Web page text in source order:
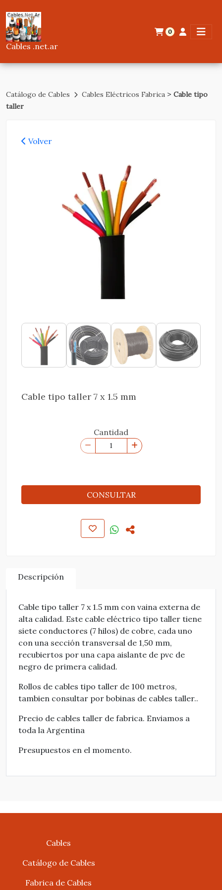
Cables .net.ar
0
Catálogo de Cables Cables Eléctricos Fabrica > Cable tipo
taller
Volver
Cable tipo taller 7 x 1.5 mm
Cantidad
CONSULTAR
Descripción
Cable tipo taller 7 x 1.5 mm con vaina externa de
alta calidad. Este cable eléctrico tipo taller tiene
siete conductores (7 hilos) de cobre, cada uno
con una sección transversal de 1,50 mm,
recubiertos por una capa aislante de pvc de
negro de primera calidad.
Rollos de cables tipo taller de 100 metros,
tambien consultar por bobinas de cables taller..
Precio de cables taller de fabrica. Enviamos a
toda la Argentina
Presupuestos en el momento.
Cables
Catálogo de Cables
Fabrica de Cables